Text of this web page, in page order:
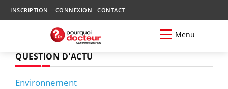
INSCRIPTION CONNEXION CONTACT
Menu
QUESTION D'ACTU
Environnement